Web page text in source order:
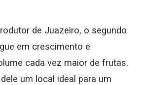
de Juazeiro, o segundo
em crescimento e
cada vez maior de frutas.
um local ideal para um